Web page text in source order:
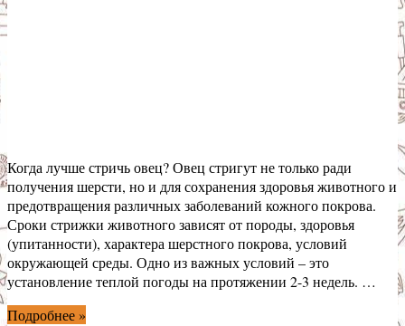
Когда лучше стричь овец? Овец стригут не только ради
получения шерсти, но и для сохранения здоровья животного и
предотвращения различных заболеваний кожного покрова.
Сроки стрижки животного зависят от породы, здоровья
(упитанности), характера шерстного покрова, условий
окружающей среды. Одно из важных условий – это
установление теплой погоды на протяжении 2-3 недель. …
Подробнее »